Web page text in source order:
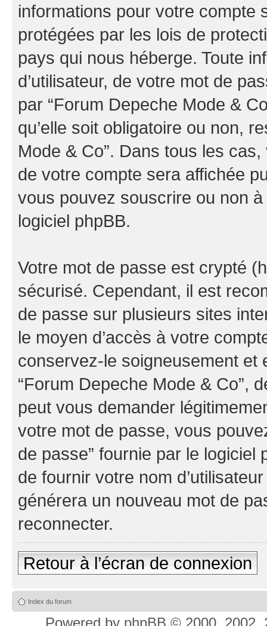
informations pour votre compte
protégées par les lois de
pays qui nous héberge. Toute
d’utilisateur, de votre mot de
par “Forum Depeche Mode &
qu’elle soit obligatoire ou non,
Mode & Co”. Dans tous les
de votre compte sera affichée
vous pouvez souscrire ou non à
logiciel phpBB.
Votre mot de passe est crypté
sécurisé. Cependant, il est
de passe sur plusieurs sites
le moyen d’accès à votre
conservez-le soigneusement et
“Forum Depeche Mode & Co”,
peut vous demander
votre mot de passe, vous
de passe” fournie par le
de fournir votre nom
générera un nouveau mot de
reconnecter.
Retour à l’écran de connexion
Index du forum
Powered by phpBB © 2000, 2002,